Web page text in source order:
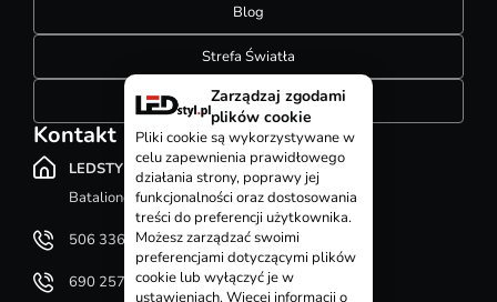
Blog
Strefa Światła
Konfigurator szynoprzewodów
Kontakt
LEDSTYL.pl
Batalionów Chłopskich 12, 94-058 Łódź
506 336 320
690 257 092
Zarządzaj zgodami
plików cookie
Pliki cookie są wykorzystywane w
celu zapewnienia prawidłowego
działania strony, poprawy jej
funkcjonalności oraz dostosowania
treści do preferencji użytkownika.
Możesz zarządzać swoimi
preferencjami dotyczącymi plików
cookie lub wyłączyć je w
ustawieniach. Więcej informacji o